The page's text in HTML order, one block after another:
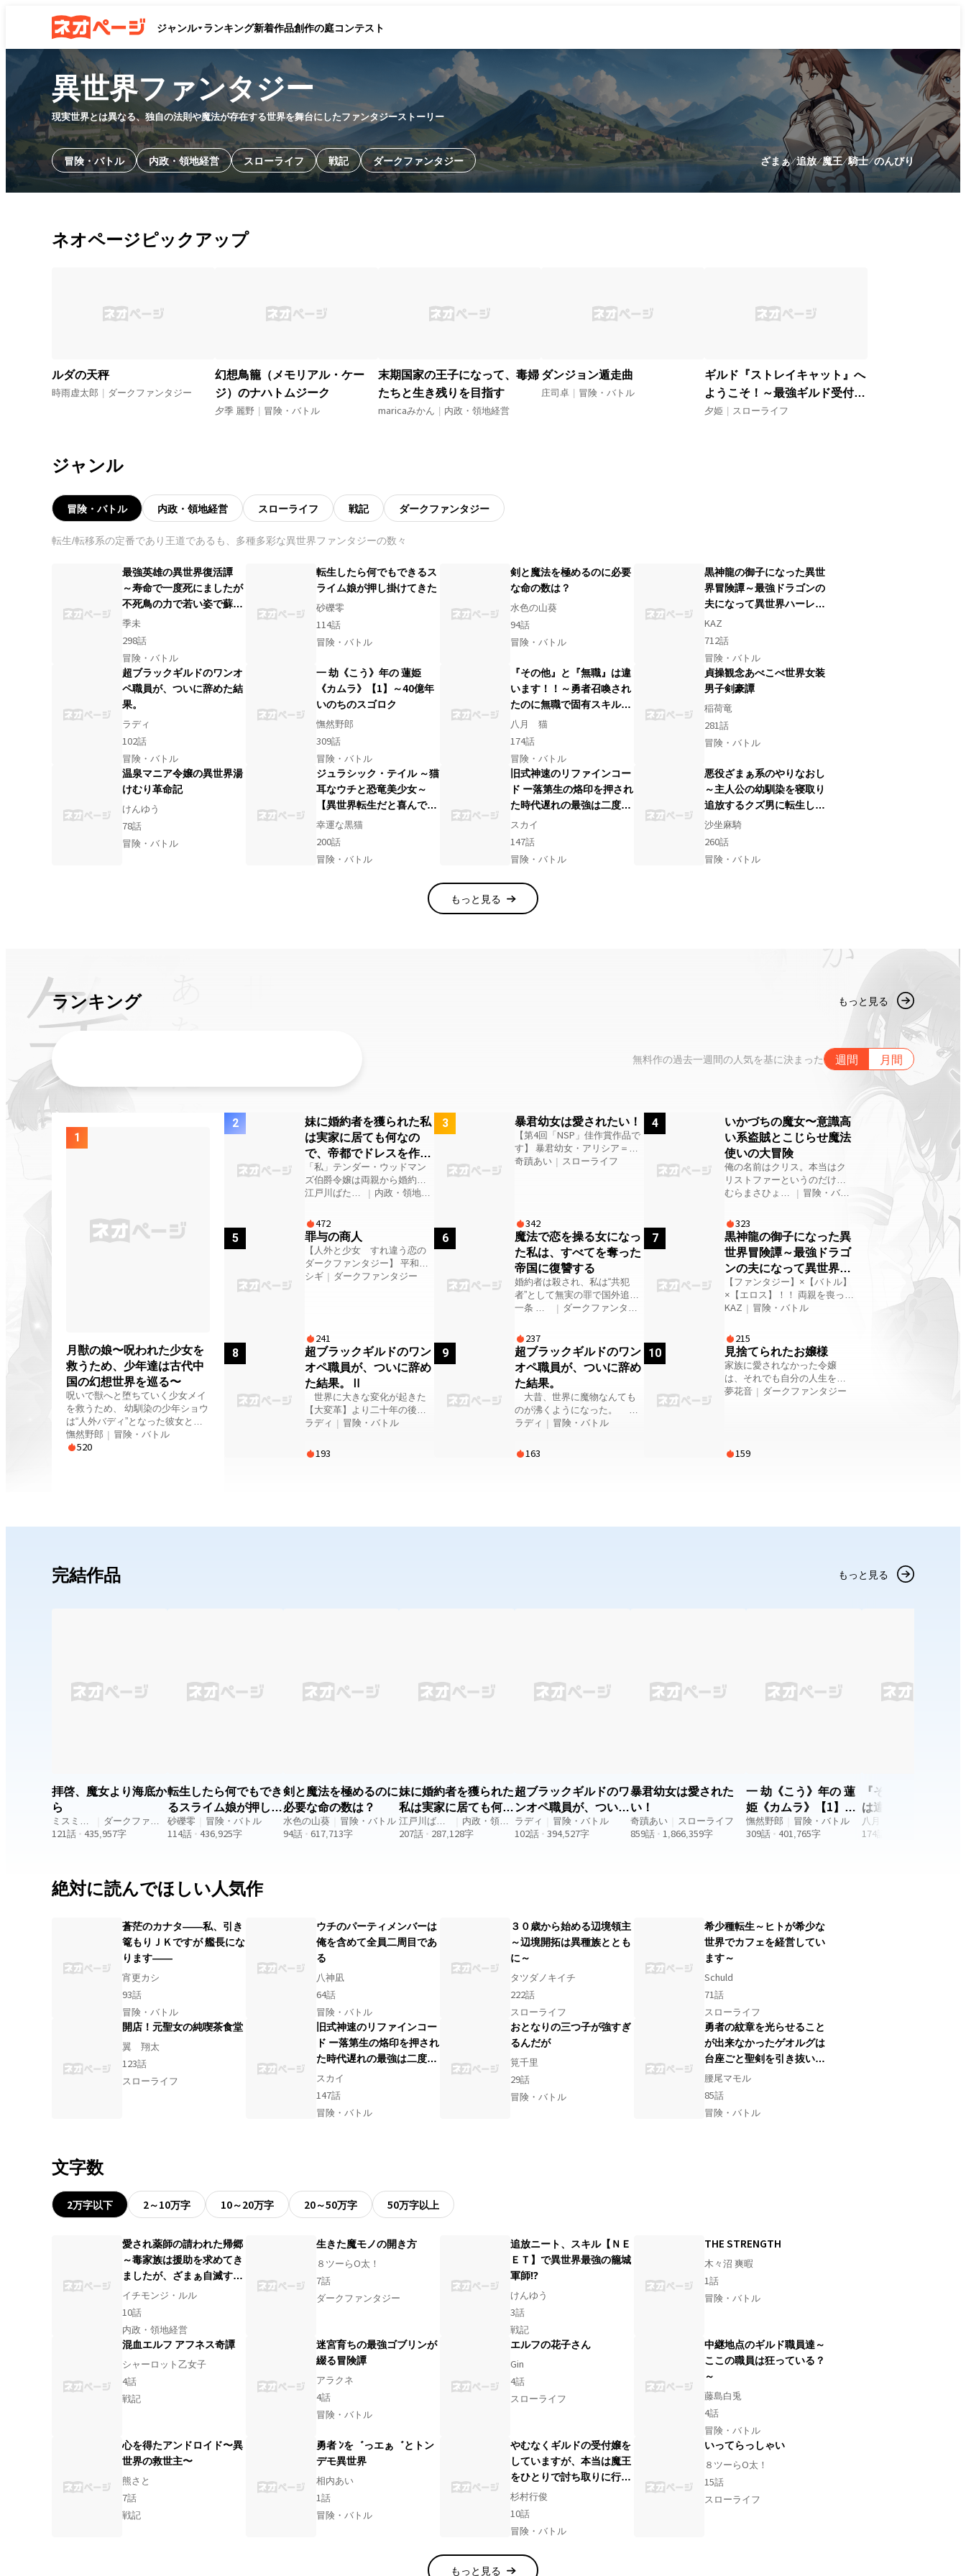
ジャンル ランキング新着作品創作の庭コンテスト
異世界ファンタジー
現実世界とは異なる、独自の法則や魔法が存在する世界を舞台にしたファンタジーストーリー
冒険・バトル 内政・領地経営 スローライフ 戦記 ダークファンタジー ざまぁ 追放 魔王 騎士 のんびり
ネオページピックアップ
ルダの天秤
時雨虚太郎 | ダークファンタジー
幻想鳥籠（メモリアル・ケー
ジ）のナハトムジーク
夕季 麗野 | 冒険・バトル
末期国家の王子になって、毒婦
たちと生き残りを目指す
maricaみかん | 内政・領地経営
ダンジョン遁走曲
庄司卓 | 冒険・バトル
ギルド『ストレイキャット』へ
ようこそ！～最強ギルド受付嬢
のパーフェクトマニュアル～
夕姫 | スローライフ
ジャンル
冒険・バトル 内政・領地経営 スローライフ 戦記 ダークファンタジー
転生/転移系の定番であり王道であるも、多種多彩な異世界ファンタジーの数々
最強英雄の異世界復活譚
～寿命で一度死にましたが
不死鳥の力で若い姿で蘇
り、異世界で無双する～
季未
298話
冒険・バトル
転生したら何でもできるス
ライム娘が押し掛けてきた
砂礫零
114話
冒険・バトル
剣と魔法を極めるのに必要
な命の数は？
水色の山葵
94話
冒険・バトル
黒神龍の御子になった異世
界冒険譚～最強ドラゴンの
夫になって異世界ハーレム
無双～
KAZ
712話
冒険・バトル
超ブラックギルドのワンオ
ペ職員が、ついに辞めた結
果。
ラディ
102話
冒険・バトル
一 劫《こう》年の 蓮姫
《カムラ》【1】～40億年
いのちのスゴロク
憮然野郎
309話
冒険・バトル
『その他』と『無職』は違
います！！～勇者召喚され
たのに無職で固有スキル無
しはいらないと言われまし
た～
八月 猫
174話
冒険・バトル
貞操観念あべこべ世界女装
男子剣豪譚
稲荷竜
281話
冒険・バトル
温泉マニア令嬢の異世界湯
けむり革命記
けんゆう
78話
冒険・バトル
ジュラシック・テイル ～猫
耳なウチと恐竜美少女～
【異世界転生だと喜んでた
のに、実は白亜紀の地球で
した⁉】
幸運な黒猫
200話
冒険・バトル
旧式神速のリファインコー
ド ー落第生の烙印を押され
た時代遅れの最強は二度目
の無双を極めるー
スカイ
147話
冒険・バトル
悪役ざまぁ系のやりなおし
～主人公の幼馴染を寝取り
追放するクズ男に転生した
けどいい人バレしたら最強
ムーブが起こった
沙坐麻騎
260話
冒険・バトル
もっと見る
ランキング もっと見る
無料作の過去一週間の人気を基に決まった 週間 月間
1
月獣の娘〜呪われた少女を
救うため、少年達は古代中
国の幻想世界を巡る〜
呪いで獣へと堕ちていく少女メイ
を救うため、 幼馴染の少年ショウ
は“人外バディ”となった彼女と共
に旅へ出る。 二人が踏み込むの
は、 神仙・霊獣・呪術がうごめく
る相棒・焰霄。 さらに、 彼らに
中、 少年少女は宿命に抗い、世界
白蓮《びゃくれん》： 北東の地、
強国 辛《しん》から来たショウ
とメイより少し年上の少女。 殷靈
《ランガ》: 狼兜を被り筋骨隆々
な若き青年。 株で素顔を見せない
ョウ》: 関西弁を話す小さな野
狐。飼い主の嵐牙といつも行動を
砂で土に埋もれ動けなくなってい
たところをショウに助けられる。
は、呪いのせいで体の一部が動物
に変わることを指します。 白蓮の
父： |司馬惜《しばさく》は、北
東にある強国、辛《しん》の王様
に仕えています。 ショウとメイの
旅にも深く関わってきます。 キャ
ラクターイラスト等 ↓ https://not
e.com/buzenguy/n/n29e47a8307
※月曜日だけはam0:00 掲載スケジ
ュールはあくまで現在の予定で
す。 諸事情により更新日を変更す
る可能性があります。 第二編まで
憮然野郎 | 冒険・バトル
520
2
妹に婚約者を獲られた私
は実家に居ても何なの
で、帝都でドレスを作り
ます。
「私」テンダー・ウッドマン
ズ伯爵令嬢は両親から婚約者
を妹に渡せ、と言われる。 了
ーカーの独立工房をやってい
る叔母のもとに行くことにす
る。 テンダーがあっさりと了
承し、家を離れるのには理由
があった。 それは三つ下の妹
が生まれて以来の両親の扱い
話。ある意味「朝ドラ的」な
話です。 前半が「妹に獲られ
る」まで。後半は「ドレスを
作」り、主人公なりの様々な
決着をつけ、ハッピーエンド
へと向かう話です。 100話まで
は主人公視点、それ以降は俯
瞰視点で進行します。
江戸川ばた散
| 内政・領地経
472
3 暴君幼女は愛されたい！
【第4回「NSP」佳作賞作品で
す】 暴君幼女・アリシア＝グ
リーン（10）がチート級ギフ
は、楽してひっそりと暮らし
たいが口癖。 だけど今日もや
っかいごとのほうからやって
きて、世界を巻き込み＆巻き
込まれの大暴走！ 夢の玉の輿
でハーレムな異世界スローラ
イフはどこに行った⁉ そして
アリシアに振り回されっぱな
ア。その運命と貞操は守られ
るのか……？
奇蹟あい | スローライフ
342
4
いかづちの魔女〜意識高
い系盗賊とこじらせ魔法
使いの大冒険
俺の名前はクリス。本当はク
リストファーというのだけ
ど、みんなそう呼ぶので、君
出しの盗賊だが、いずれは世
界中を旅して、伝説の冒険家
と称賛されたいという、大き
な夢を持っている。そんな俺
はある日、大失敗をして、ヘ
ルプに入っていたパーティー
をクビになってしまった。失
意の中、とんでもなくデカい
なりゆきで逃亡することにな
ってしまう。 必要に迫られて
仲間に入れたのは、顔面にひ
どい火傷を負った魔法使いの
女の子。パーティーの指揮を
執るのは俺しかいない。本来
むらまさひょう | 冒険・バト
323
5
罪与の商人
【人外と少女 すれ違う恋の
ダークファンタジー】 平和な
世界の裏側で、密かに魔物を
トランドの辺境国サルダン。
ある依頼を受け、彼はその国
へ赴く。 そこで出逢ったの
は、ハーフエルフの少女サニ
ード。 拒絶され続け、愛情に
飢え、それでも、生きるため
に娼館に身を置く少女。 彼女
を見た瞬間、オクルスの目が
に興味を示さない魔物と、愛
中でも、シリアス寄りの展開
となります。軽快な部分もあ
658538
シギ | ダークファンタジー
241
6
魔法で恋を操る女になっ
た私は、すべてを奪った
帝国に復讐する
婚約者は殺され、私は“共犯
者”として無実の罪で国外追放
された。 だがその瞬間、私は
と生まれ変わる。 燃え盛る復
讐の炎を胸に、裏切りの帝国
を『溺愛の魔法』で跪かせ
る、愛と復讐の逆転劇。
一条 莉
| ダークファンタジ
237
7
黒神龍の御子になった異
世界冒険譚～最強ドラゴ
ンの夫になって異世界ハ
ーレム無双～
【ファンタジー】×【バトル】
×【エロス】！！ 両親を喪って
祖父母に育てられ、その後に
涯孤独の身となった高校卒業
間近の九頭竜八雲は買い物に
出ようと玄関を出た瞬間、異
世界に送られていた。 突然の
出来事に呆気に取られた八雲
だが次の瞬間、巨大な影に飲
きく変える存在。 異世界で四
八雲の異世界冒険譚が始ま
KAZ | 冒険・バトル
215
8
超ブラックギルドのワン
オペ職員が、ついに辞め
た結果。Ⅱ
世界に大きな変化が起きた
【大変革】より二十年の後。
それでも世界は続いたし、
物と戦い人々を救うかつての
冒険者に憧れた少年は田舎か
がれた冒険者たちはおらず、
影響は伝播し様々な影響を
生む。 その伝播して行く影
いです。 ※閲覧モードは原稿
モードを推奨、縦組み横組み
は両対応しています。 ※この
物語は、法律・法令に反する
行為を容認・推奨するもので
ラディ | 冒険・バトル
193
9
超ブラックギルドのワン
オペ職員が、ついに辞め
た結果。
大昔、世界に魔物なんても
のが沸くようになった。 魔
物は人を食い荒らして、人は
ねた神様とやらが、人々へス
キルやらステータスウインド
魔物討伐でも何でもやるやつ
男が辞めたことによる影響、
辞めた男の行動による影響。
奨、縦組み横組みは両対応し
ています。 ※この物語は、法
律・法令に反する行為を容
認・推奨するものではありま
せん。
ラディ | 冒険・バトル
163
10 見捨てられたお嬢様
家族に愛されなかった令嬢
は、それでも自分の人生を取
り戻していく――。 幼い頃か
こともない。 病気になって
時、妹の存在が再びアデリー
かった人々がいた。 そしてあ
る日、アデリーヌの中に、亡
夢花音 | ダークファンタジー
159
完結作品 もっと見る
拝啓、魔女より海底か
ら
ミスミシ
ン
ダークファン
タジー
121話 435,957字
転生したら何でもでき
るスライム娘が押し掛
けてきた
砂礫零
冒険・バトル
114話 436,925字
剣と魔法を極めるのに
必要な命の数は？
水色の山葵
冒険・バトル
94話 617,713字
妹に婚約者を獲られた
私は実家に居ても何な
ので、帝都でドレスを
作ります。
江戸川ばた
散歩
内政・領地
経営
207話 287,128字
超ブラックギルドのワ
ンオペ職員が、ついに
辞めた結果。
ラディ
冒険・バトル
102話 394,527字
暴君幼女は愛された
い！
奇蹟あい
スローライフ
859話 1,866,359字
一 劫《こう》年の 蓮
姫《カムラ》【1】～
40億年いのちのスゴ
ロク
憮然野郎
冒険・バトル
309話 401,765字
『その他』と『無
は違います！！～
召喚されたのに無
固有スキル無しは
八月 猫
174
絶対に読んでほしい人気作
蒼茫のカナタ――私、引き
篭もりＪＫですが 艦長にな
ります――
宵更カシ
93話
冒険・バトル
ウチのパーティメンバーは
俺を含めて全員二周目であ
る
八神凪
64話
冒険・バトル
３０歳から始める辺境領主
～辺境開拓は異種族ととも
に～
タツダノキイチ
222話
スローライフ
希少種転生～ヒトが希少な
世界でカフェを経営してい
ます～
Schuld
71話
スローライフ
開店！元聖女の純喫茶食堂
翼 翔太
123話
スローライフ
旧式神速のリファインコー
ド ー落第生の烙印を押され
た時代遅れの最強は二度目
の無双を極めるー
スカイ
147話
冒険・バトル
おとなりの三つ子が強すぎ
るんだが
筧千里
29話
冒険・バトル
勇者の紋章を光らせること
が出来なかったゲオルグは
台座ごと聖剣を引き抜いて
しまったようです――３本
の聖剣と３人の勇者
腰尾マモル
85話
冒険・バトル
文字数
2万字以下 2～10万字 10～20万字 20～50万字 50万字以上
愛され薬師の請われた帰郷
～毒家族は援助を求めてき
ましたが、ざまぁ自滅する
ようです～
イチモンジ・ルル
10話
内政・領地経営
生きた魔モノの開き方
８ツーらO太！
7話
ダークファンタジー
追放ニート、スキル【ＮＥ
ＥＴ】で異世界最強の籠城
軍師⁉
けんゆう
3話
戦記
THE STRENGTH
木々沼 爽暇
1話
冒険・バトル
混血エルフ アフネス奇譚
シャーロット乙女子
4話
戦記
迷宮育ちの最強ゴブリンが
綴る冒険譚
アラクネ
4話
冒険・バトル
エルフの花子さん
Gin
4話
スローライフ
中継地点のギルド職員達～
ここの職員は狂っている？
～
藤島白兎
4話
冒険・バトル
心を得たアンドロイド〜異
世界の救世主〜
熊さと
7話
戦記
勇者 ﾝを゛っエぁ゛とトン
デモ異世界
相内あい
1話
冒険・バトル
やむなくギルドの受付嬢を
していますが、本当は魔王
をひとりで討ち取りに行き
たかったのです
杉村行俊
10話
冒険・バトル
いってらっしゃい
８ツーらO太！
15話
スローライフ
もっと見る